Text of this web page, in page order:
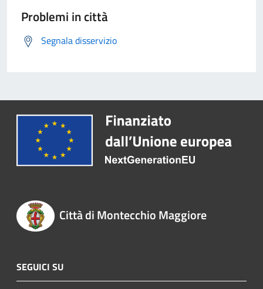
Problemi in città
Segnala disservizio
Città di Montecchio Maggiore
SEGUICI SU